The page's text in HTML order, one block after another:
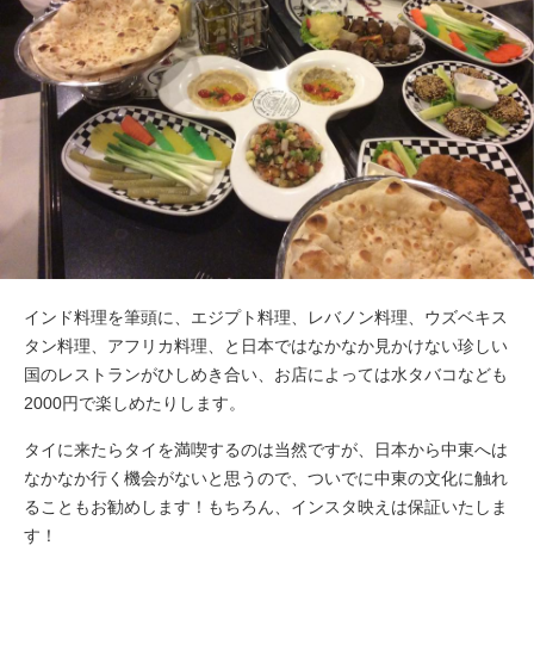
インド料理を筆頭に、エジプト料理、レバノン料理、ウズベキス
タン料理、アフリカ料理、と日本ではなかなか見かけない珍しい
国のレストランがひしめき合い、お店によっては水タバコなども
2000円で楽しめたりします。
タイに来たらタイを満喫するのは当然ですが、日本から中東へは
なかなか行く機会がないと思うので、ついでに中東の文化に触れ
ることもお勧めします！もちろん、インスタ映えは保証いたしま
す！